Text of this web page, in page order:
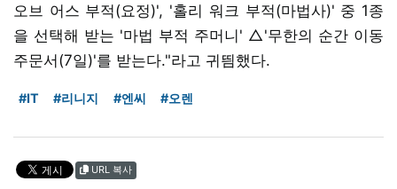
오브 어스 부적(요정)', '홀리 워크 부적(마법사)' 중 1종
을 선택해 받는 '마법 부적 주머니' △'무한의 순간 이동
주문서(7일)'를 받는다."라고 귀띔했다.
#IT #리니지 #엔씨 #오렌
URL 복사